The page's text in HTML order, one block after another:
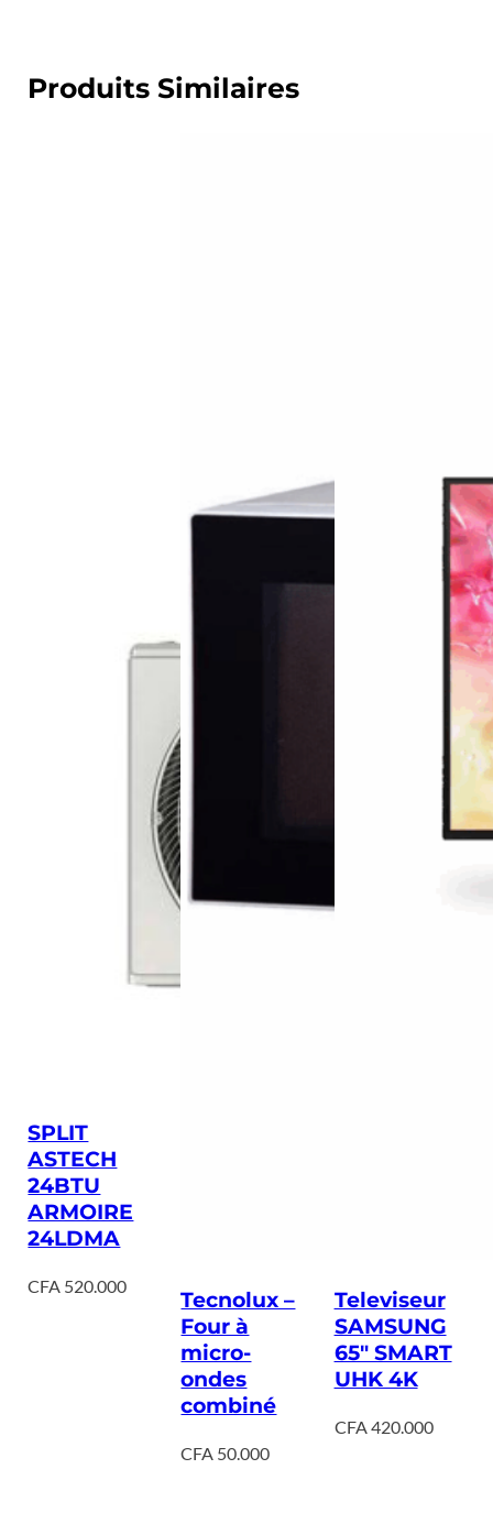
Produits Similaires
SPLIT
ASTECH
24BTU
ARMOIRE
24LDMA
CFA 520.000
Tecnolux –
Four à
micro-
ondes
combiné
CFA 50.000
Televiseur
SAMSUNG
65″ SMART
UHK 4K
CFA 420.000